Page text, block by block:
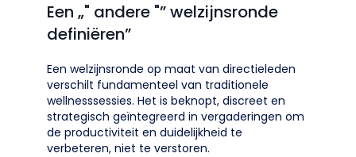
Een „" andere "” welzijnsronde
definiëren”
Een welzijnsronde op maat van directieleden
verschilt fundamenteel van traditionele
wellnesssessies. Het is beknopt, discreet en
strategisch geïntegreerd in vergaderingen om
de productiviteit en duidelijkheid te
verbeteren, niet te verstoren.